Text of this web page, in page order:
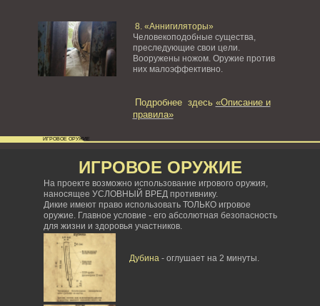
8. «Аннигиляторы»
Человекоподобные существа,
преследующие свои цели.
Вооружены ножом. Оружие против
них малоэффективно.
Подробнее здесь «Описание и
правила»
ИГРОВОЕ ОРУЖИЕ
На проекте возможно использование игрового оружия,
наносящее УСЛОВНЫЙ ВРЕД противнику.
Дикие имеют право использовать ТОЛЬКО игровое
оружие. Главное условие - его абсолютная безопасность
для жизни и здоровья участников.
Дубина- оглушает на 2 минуты.
ИГРОВОЕ ОРУЖИЕ